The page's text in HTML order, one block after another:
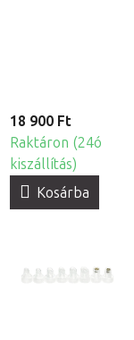
18 900 Ft
Raktáron (24ó
kiszállítás)
Kosárba